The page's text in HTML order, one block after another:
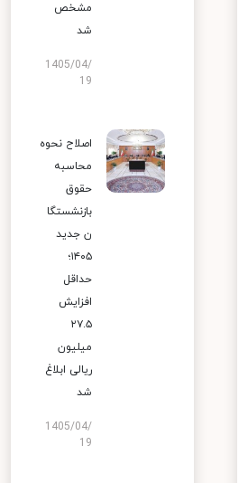
مشخص
شد
1405/04/
19
اصلاح نحوه
محاسبه
حقوق
بازنشستگا
ن جدید
۱۴۰۵؛
حداقل
افزایش
۲۷.۵
میلیون
ریالی ابلاغ
شد
1405/04/
19